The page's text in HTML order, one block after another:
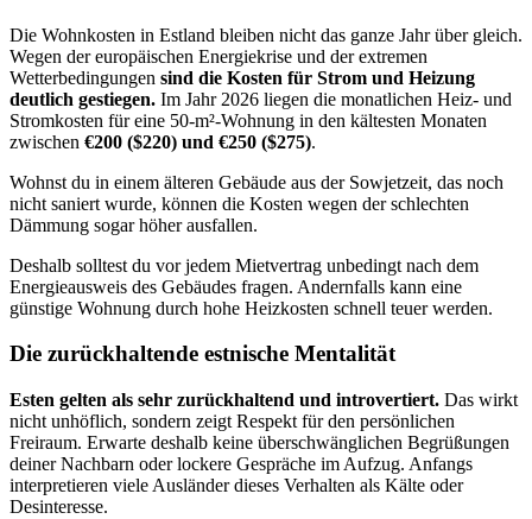
Die Wohnkosten in Estland bleiben nicht das ganze Jahr über gleich.
Wegen der europäischen Energiekrise und der extremen
Wetterbedingungen sind die Kosten für Strom und Heizung
deutlich gestiegen. Im Jahr 2026 liegen die monatlichen Heiz- und
Stromkosten für eine 50-m²-Wohnung in den kältesten Monaten
zwischen €200 ($220) und €250 ($275).
Wohnst du in einem älteren Gebäude aus der Sowjetzeit, das noch
nicht saniert wurde, können die Kosten wegen der schlechten
Dämmung sogar höher ausfallen.
Deshalb solltest du vor jedem Mietvertrag unbedingt nach dem
Energieausweis des Gebäudes fragen. Andernfalls kann eine
günstige Wohnung durch hohe Heizkosten schnell teuer werden.
Die zurückhaltende estnische Mentalität
Esten gelten als sehr zurückhaltend und introvertiert. Das wirkt
nicht unhöflich, sondern zeigt Respekt für den persönlichen
Freiraum. Erwarte deshalb keine überschwänglichen Begrüßungen
deiner Nachbarn oder lockere Gespräche im Aufzug. Anfangs
interpretieren viele Ausländer dieses Verhalten als Kälte oder
Desinteresse.